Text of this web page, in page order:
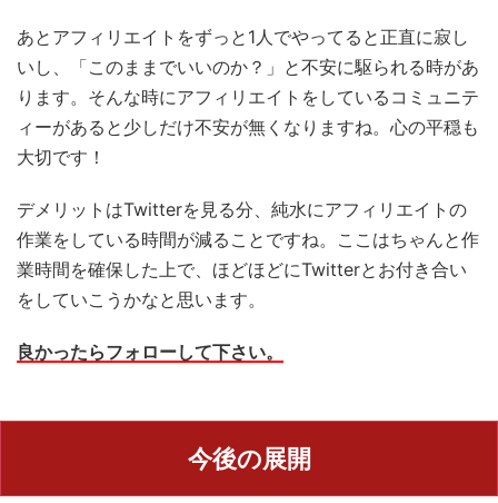
あとアフィリエイトをずっと1人でやってると正直に寂し
いし、「このままでいいのか？」と不安に駆られる時があ
ります。そんな時にアフィリエイトをしているコミュニテ
ィーがあると少しだけ不安が無くなりますね。心の平穏も
大切です！
デメリットはTwitterを見る分、純水にアフィリエイトの
作業をしている時間が減ることですね。ここはちゃんと作
業時間を確保した上で、ほどほどにTwitterとお付き合い
をしていこうかなと思います。
良かったらフォローして下さい。
今後の展開